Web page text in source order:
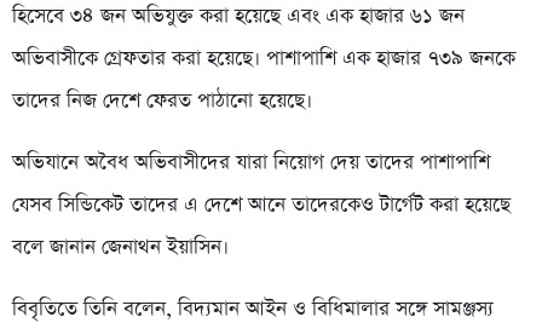
হিসেবে ৩৪ জন অভিযুক্ত করা হয়েছে এবং এক হাজার ৬১ জন
অভিবাসীকে গ্রেফতার করা হয়েছে। পাশাপাশি এক হাজার ৭৩৯ জনকে
তাদের নিজ দেশে ফেরত পাঠানো হয়েছে।
অভিযানে অবৈধ অভিবাসীদের যারা নিয়োগ দেয় তাদের পাশাপাশি
যেসব সিন্ডিকেট তাদের এ দেশে আনে তাদেরকেও টার্গেট করা হয়েছে
বলে জানান জেনাথন ইয়াসিন।
বিবৃতিতে তিনি বলেন, বিদ্যমান আইন ও বিধিমালার সঙ্গে সামঞ্জস্য